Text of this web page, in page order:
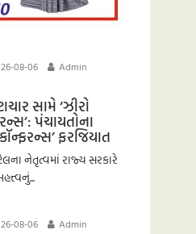
08-06
Admin
સામે ‘ઝીરો
પંચાયતોના
ફરજિયાત
નેતૃત્વમાં રાજ્ય સરકારે
08-06
Admin